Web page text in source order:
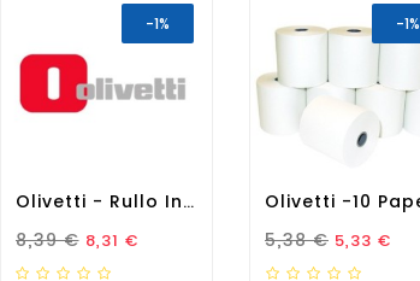
-1%
Olivetti - Rullo Inchiostro...
Prezzo Standard
8,39 € Prezzo
8,31 €
-1%
Prezzo Standard
5,38 € Prezzo
5,33 €